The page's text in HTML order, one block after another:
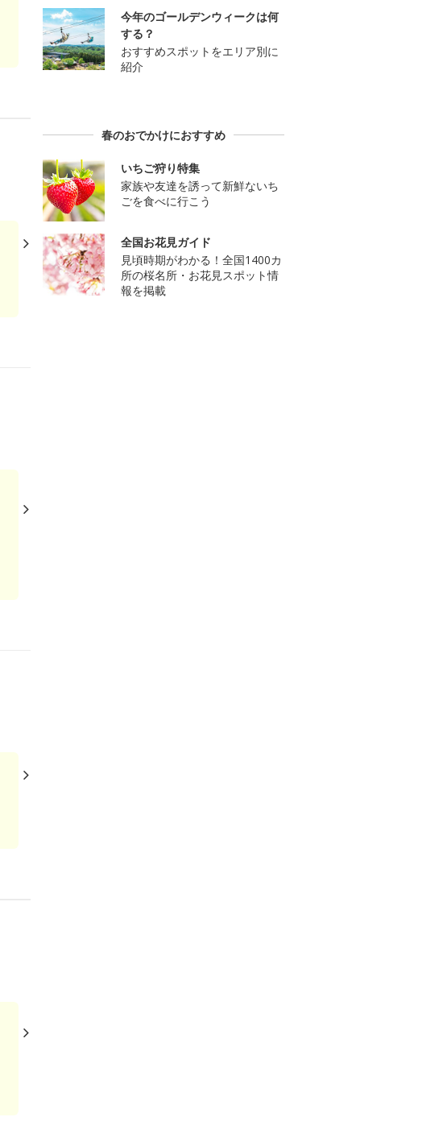
今年のゴールデンウィークは何
する？
おすすめスポットをエリア別に
紹介
春のおでかけにおすすめ
いちご狩り特集
家族や友達を誘って新鮮ないち
ごを食べに行こう
全国お花見ガイド
見頃時期がわかる！全国1400カ
所の桜名所・お花見スポット情
報を掲載